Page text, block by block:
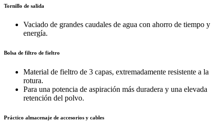
Tornillo de salida
Vaciado de grandes caudales de agua con ahorro de tiempo y
energía.
Bolsa de filtro de fieltro
Material de fieltro de 3 capas, extremadamente resistente a la
rotura.
Para una potencia de aspiración más duradera y una elevada
retención del polvo.
Práctico almacenaje de accesorios y cables